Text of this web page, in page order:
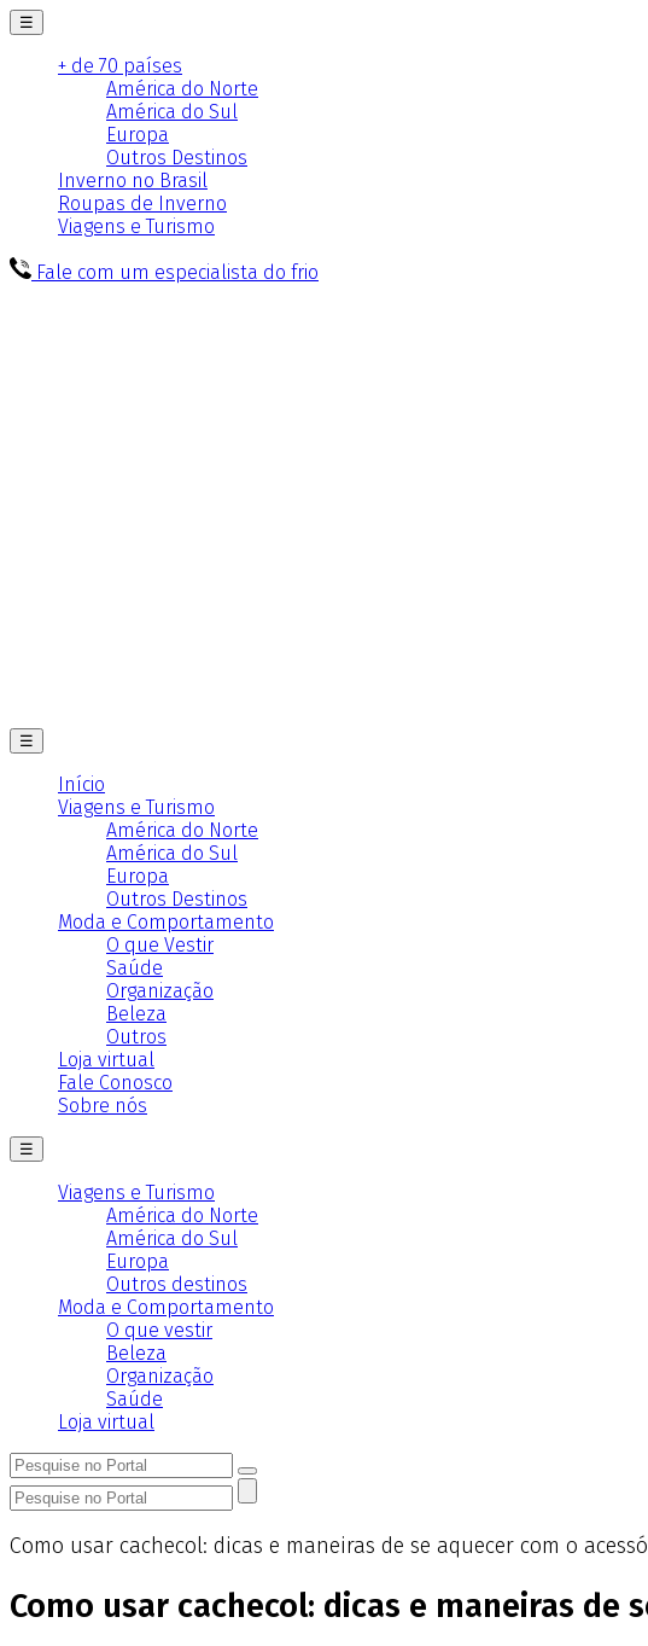
☰
+ de 70 países
América do Norte
América do Sul
Europa
Outros Destinos
Inverno no Brasil
Roupas de Inverno
Viagens e Turismo
Fale com um especialista do frio
☰
Início
Viagens e Turismo
América do Norte
América do Sul
Europa
Outros Destinos
Moda e Comportamento
O que Vestir
Saúde
Organização
Beleza
Outros
Loja virtual
Fale Conosco
Sobre nós
☰
Viagens e Turismo
América do Norte
América do Sul
Europa
Outros destinos
Moda e Comportamento
O que vestir
Beleza
Organização
Saúde
Loja virtual
Como usar cachecol: dicas e maneiras de se aquecer com o
Como usar cachecol: dicas e maneiras de